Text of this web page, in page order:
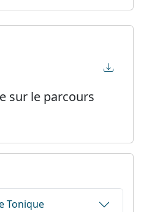
sur le parcours
Tonique